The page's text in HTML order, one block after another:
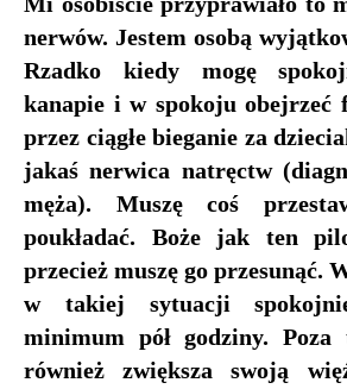
nerwów. Jestem osobą
Rzadko kiedy mogę
kanapie i w spokoju
przez ciągłe bieganie za
jakaś nerwica natręctw
męża). Muszę coś
poukładać. Boże jak ten
przecież muszę go przesunąć.
w takiej sytuacji
minimum pół godziny.
również zwiększa swoją